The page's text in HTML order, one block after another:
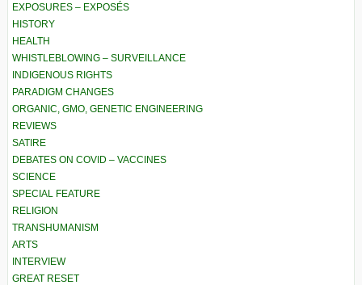
EXPOSURES – EXPOSÉS
HISTORY
HEALTH
WHISTLEBLOWING – SURVEILLANCE
INDIGENOUS RIGHTS
PARADIGM CHANGES
ORGANIC, GMO, GENETIC ENGINEERING
REVIEWS
SATIRE
DEBATES ON COVID – VACCINES
SCIENCE
SPECIAL FEATURE
RELIGION
TRANSHUMANISM
ARTS
INTERVIEW
GREAT RESET